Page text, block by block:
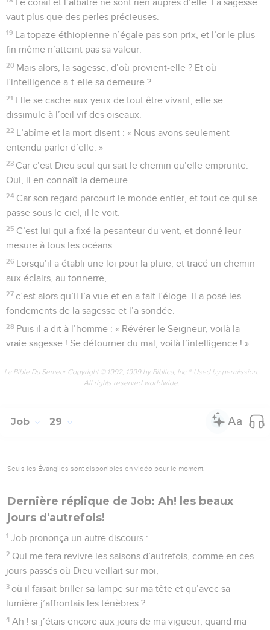
Le corail et l’albâtre ne sont rien auprès d’elle. La sagesse
vaut plus que des perles précieuses.
19 La topaze éthiopienne n’égale pas son prix, et l’or le plus
fin même n’atteint pas sa valeur.
20 Mais alors, la sagesse, d’où provient-elle ? Et où
l’intelligence a-t-elle sa demeure ?
21 Elle se cache aux yeux de tout être vivant, elle se
dissimule à l’œil vif des oiseaux.
22 L’abîme et la mort disent : « Nous avons seulement
entendu parler d’elle. »
23 Car c’est Dieu seul qui sait le chemin qu’elle emprunte.
Oui, il en connaît la demeure.
24 Car son regard parcourt le monde entier, et tout ce qui se
passe sous le ciel, il le voit.
25 C’est lui qui a fixé la pesanteur du vent, et donné leur
mesure à tous les océans.
26 Lorsqu’il a établi une loi pour la pluie, et tracé un chemin
aux éclairs, au tonnerre,
27 c’est alors qu’il l’a vue et en a fait l’éloge. Il a posé les
fondements de la sagesse et l’a sondée.
28 Puis il a dit à l’homme : « Révérer le Seigneur, voilà la
vraie sagesse ! Se détourner du mal, voilà l’intelligence ! »
La Bible Du Semeur Copyright © 1992, 1999 by Biblica, Inc.® Used by permission.
All rights reserved worldwide.
Job 29
Seuls les Évangiles sont disponibles en vidéo pour le moment.
Dernière réplique de Job: Ah! les beaux
jours d'autrefois!
1 Job prononça un autre discours :
2 Qui me fera revivre les saisons d’autrefois, comme en ces
jours passés où Dieu veillait sur moi,
3 où il faisait briller sa lampe sur ma tête et qu’avec sa
lumière j’affrontais les ténèbres ?
4 Ah ! si j’étais encore aux jours de ma vigueur, quand ma